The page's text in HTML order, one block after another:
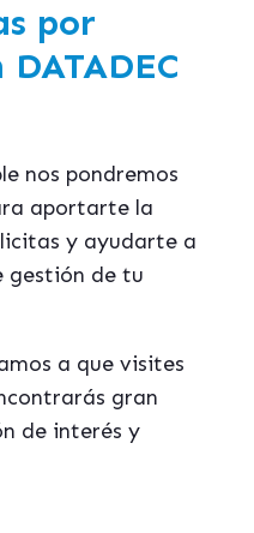
por
nos pondremos
aportarte la
y ayudarte a
gestión de tu
a que visites
gran
de interés y